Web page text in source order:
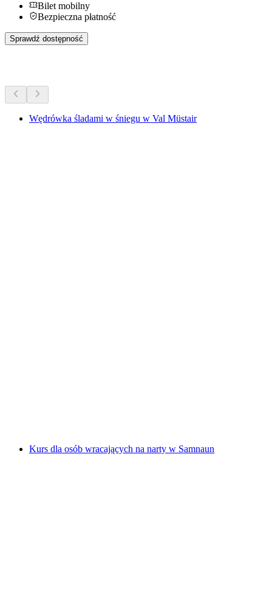
Bilet mobilny
Bezpieczna płatność
Sprawdź dostępność
Wędrówka śladami w śniegu w Val Müstair
Kurs dla osób wracających na narty w Samnaun